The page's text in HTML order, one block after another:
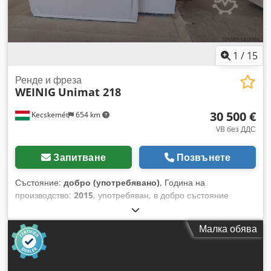
1 / 15
Kecskemét 654 km
Ренде и фреза
WEINIG Unimat 218
30 500 €
VB без ДДС
Запитване Позвънете
Състояние: добро (употребявано), Година на
производство: 2015, употребяван, в добро състояние
Dksdpfxoqu Sc Hj Adksr Година на производство: август
2015 (въведена в експлоатация в края на 2016) Техническо
описание Работна ширина (при инструментален полетен
диаметър 125 мм): 20 - 230 мм Работна височина (при
инструментален полетен диаметър 125 мм): 8 - 120 мм
Малка обява